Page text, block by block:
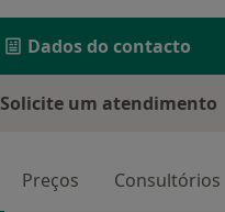
Dados do contacto
Solicite um atendimento
Preços Consultórios